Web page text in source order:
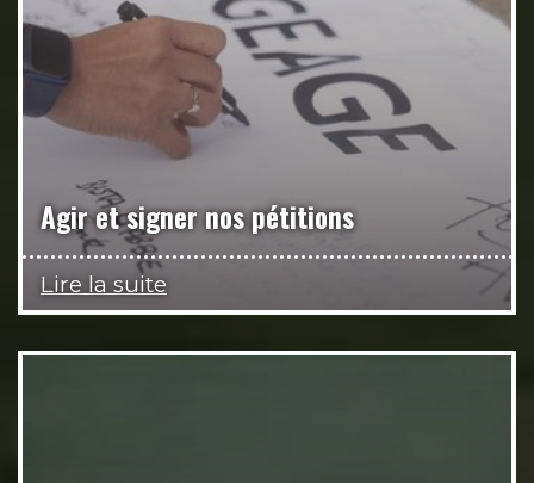
Agir et signer nos pétitions
Lire la suite